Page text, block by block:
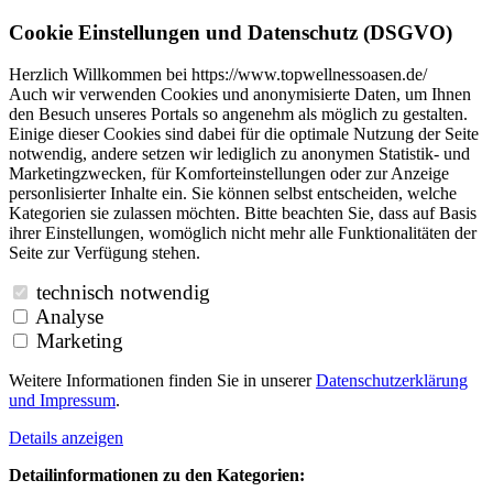
Cookie Einstellungen und Datenschutz (DSGVO)
Herzlich Willkommen bei https://www.topwellnessoasen.de/
Auch wir verwenden Cookies und anonymisierte Daten, um Ihnen
den Besuch unseres Portals so angenehm als möglich zu gestalten.
Einige dieser Cookies sind dabei für die optimale Nutzung der Seite
notwendig, andere setzen wir lediglich zu anonymen Statistik- und
Marketingzwecken, für Komforteinstellungen oder zur Anzeige
personlisierter Inhalte ein. Sie können selbst entscheiden, welche
Kategorien sie zulassen möchten. Bitte beachten Sie, dass auf Basis
ihrer Einstellungen, womöglich nicht mehr alle Funktionalitäten der
Seite zur Verfügung stehen.
technisch notwendig
Analyse
Marketing
Weitere Informationen finden Sie in unsererDatenschutzerklärung
und Impressum.
Details anzeigen
Detailinformationen zu den Kategorien: